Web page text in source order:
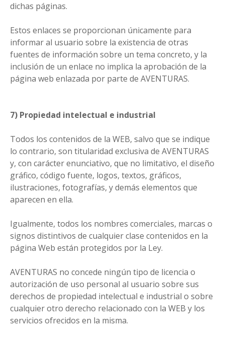
dichas páginas.
Estos enlaces se proporcionan únicamente para
informar al usuario sobre la existencia de otras
fuentes de información sobre un tema concreto, y la
inclusión de un enlace no implica la aprobación de la
página web enlazada por parte de AVENTURAS.
7) Propiedad intelectual e industrial
Todos los contenidos de la WEB, salvo que se indique
lo contrario, son titularidad exclusiva de AVENTURAS
y, con carácter enunciativo, que no limitativo, el diseño
gráfico, código fuente, logos, textos, gráficos,
ilustraciones, fotografías, y demás elementos que
aparecen en ella.
Igualmente, todos los nombres comerciales, marcas o
signos distintivos de cualquier clase contenidos en la
página Web están protegidos por la Ley.
AVENTURAS no concede ningún tipo de licencia o
autorización de uso personal al usuario sobre sus
derechos de propiedad intelectual e industrial o sobre
cualquier otro derecho relacionado con la WEB y los
servicios ofrecidos en la misma.